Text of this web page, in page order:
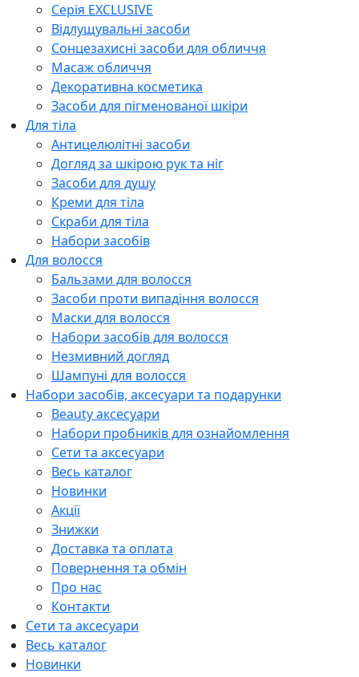
Серія EXCLUSIVE
Відлущувальні засоби
Сонцезахисні засоби для обличчя
Масаж обличчя
Декоративна косметика
Засоби для пігменованої шкіри
Для тіла
Антицелюлітні засоби
Догляд за шкірою рук та ніг
Засоби для душу
Креми для тіла
Скраби для тіла
Набори засобів
Для волосся
Бальзами для волосся
Засоби проти випадіння волосся
Маски для волосся
Набори засобів для волосся
Незмивний догляд
Шампуні для волосся
Набори засобів, аксесуари та подарунки
Beauty аксесуари
Набори пробників для ознайомлення
Сети та аксесуари
Весь каталог
Новинки
Акції
Знижки
Доставка та оплата
Повернення та обмін
Про нас
Контакти
Сети та аксесуари
Весь каталог
Новинки